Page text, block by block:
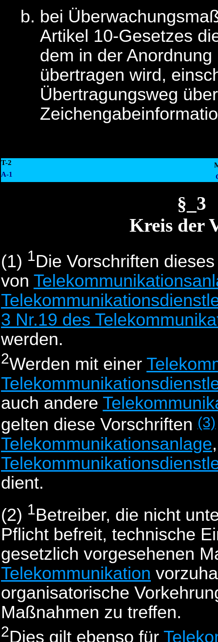
bei
Artikel 10-Gesetzes
dem in der
übertragen wird,
Übertragungsweg
T-2
A-1
Kreis der
(1) 1Die Vorschriften
von
3 Nr.19 des
werden.
2Werden mit einer
auch andere
gelten diese Vorschriften (3)
Telekommunikationsanlage
dient.
(2) 1Betreiber, die nicht
Pflicht befreit, technische
gesetzlich vorgesehenen
Telekommunikation
organisatorische
Maßnahmen zu treffen.
2Dies gilt ebenso für